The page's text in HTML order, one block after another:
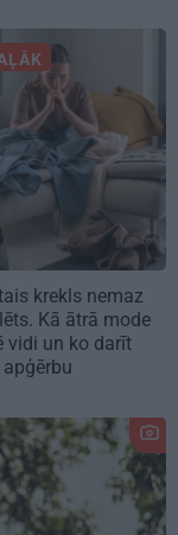
krekls nemaz
Kā ātrā mode
vidi un ko darīt